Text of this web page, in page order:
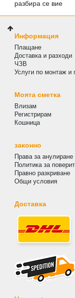
разбира се вие
Информация
Плащане
Доставка и разходи
ЧЗВ
Услуги по монтаж и
Моята сметка
Влизам
Регистрирам
Кошница
законно
Права за анулиране
Политика за
Правно разкриване
Общи условия
Доставка